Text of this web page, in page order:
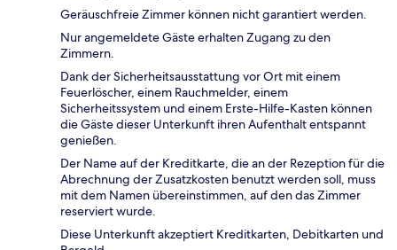
Geräuschfreie Zimmer können nicht garantiert werden.
Nur angemeldete Gäste erhalten Zugang zu den
Zimmern.
Dank der Sicherheitsausstattung vor Ort mit einem
Feuerlöscher, einem Rauchmelder, einem
Sicherheitssystem und einem Erste-Hilfe-Kasten können
die Gäste dieser Unterkunft ihren Aufenthalt entspannt
genießen.
Der Name auf der Kreditkarte, die an der Rezeption für die
Abrechnung der Zusatzkosten benutzt werden soll, muss
mit dem Namen übereinstimmen, auf den das Zimmer
reserviert wurde.
Diese Unterkunft akzeptiert Kreditkarten, Debitkarten und